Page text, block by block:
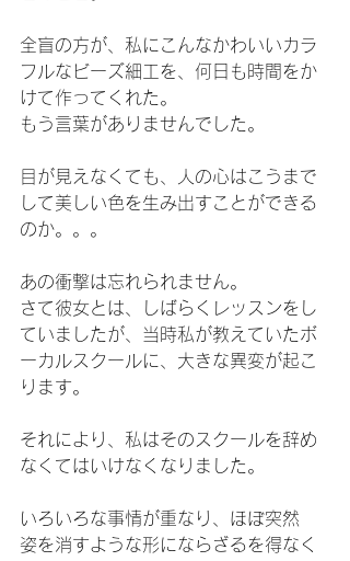
全盲の方が、私にこんなかわいいカラ
フルなビーズ細工を、何日も時間をか
けて作ってくれた。
もう言葉がありませんでした。
目が見えなくても、人の心はこうまで
して美しい色を生み出すことができる
のか。。。
あの衝撃は忘れられません。
さて彼女とは、しばらくレッスンをし
ていましたが、当時私が教えていたボ
ーカルスクールに、大きな異変が起こ
ります。
それにより、私はそのスクールを辞め
なくてはいけなくなりました。
いろいろな事情が重なり、ほぼ突然
姿を消すような形にならざるを得なく